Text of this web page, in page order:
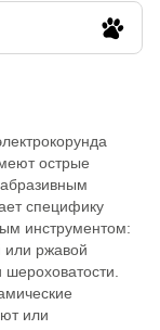
острые
специфику
инструментом:
или ржавой
или